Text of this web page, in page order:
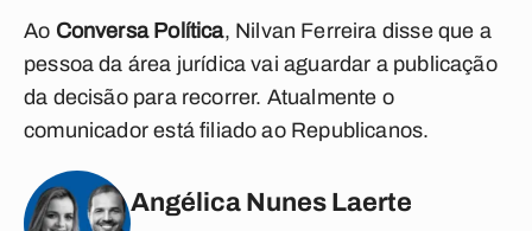
Ao Conversa Política, Nilvan Ferreira disse que a
pessoa da área jurídica vai aguardar a publicação
da decisão para recorrer. Atualmente o
comunicador está filiado ao Republicanos.
Angélica Nunes Laerte